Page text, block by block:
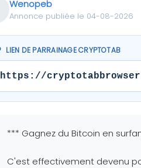
Wenopeb
Annonce publiée le 04-08-2026
LIEN DE PARRAINAGE CRYPTOTAB
https://
*** Gagnez du Bitcoin en
C'est effectivement devenu